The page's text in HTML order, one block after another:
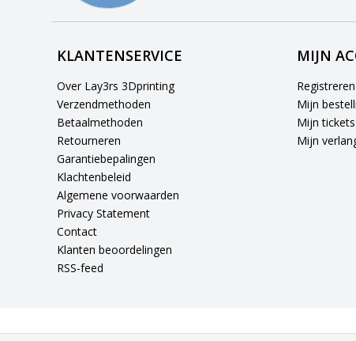
KLANTENSERVICE
Over Lay3rs 3Dprinting
Verzendmethoden
Betaalmethoden
Retourneren
Garantiebepalingen
Klachtenbeleid
Algemene voorwaarden
Privacy Statement
Contact
Klanten beoordelingen
RSS-feed
MIJN
Registreren
Mijn
Mijn tickets
Mijn